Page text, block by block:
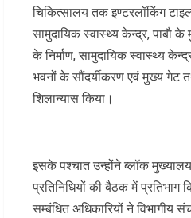
चिकित्सालय तक इण्टरलॉकिंग
सामुदायिक स्वास्थ्य केन्द्र, पाबौ
के निर्माण, सामुदायिक स्वास्थ्य
भवनों के सौंदर्यीकरण एवं मुख्य गेट
शिलान्यास किया।
इसके पश्चात उन्होंने ब्लॉक
प्रतिनिधियों की बैठक में प्रतिभाग
सम्बंधित अधिकारियों ने विभागीय